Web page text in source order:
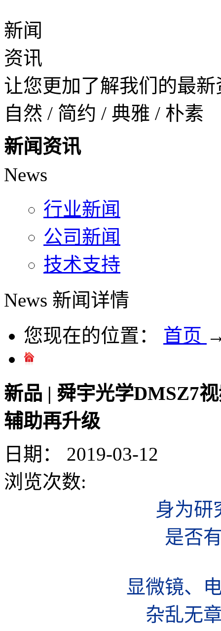
新闻
资讯
让您更加了解我们的最新
自然 / 简约 / 典雅 / 朴素
新闻资讯
News
行业新闻
公司新闻
技术支持
News 新闻详情
您现在的位置：
首页
新品 | 舜宇光学DMSZ7
辅助再升级
日期：
2019-03-12
浏览次数:
身为研
是否
显微镜、
杂乱无